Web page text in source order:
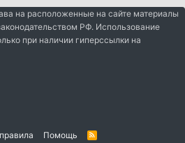
на расположенные на сайте материалы
РФ. Использование
при наличии гиперссылки на
Помощь